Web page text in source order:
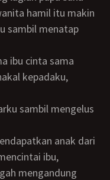
hamil itu makin
sambil menatap
kepadaku,
ibu,
mengandung